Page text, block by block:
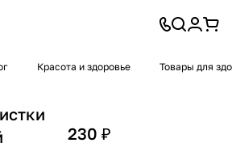
Красота и здоровье Товары для
230 ₽